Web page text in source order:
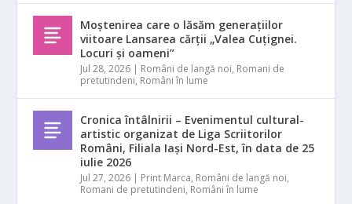
Moștenirea care o lăsăm generațiilor
viitoare Lansarea cărții „Valea Cuțignei.
Locuri și oameni”
Jul 28, 2026 | Români de langă noi, Romani de
pretutindeni, Români în lume
Cronica întâlnirii – Evenimentul cultural-
artistic organizat de Liga Scriitorilor
Români, Filiala Iași Nord-Est, în data de 25
iulie 2026
Jul 27, 2026 | Print Marca, Români de langă noi,
Romani de pretutindeni, Români în lume